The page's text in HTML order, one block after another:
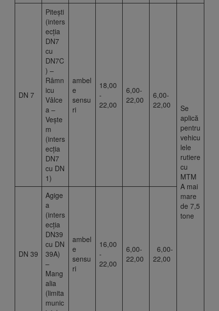
DN 7
Piteşti
(inters
ecția
DN7
cu
DN7C
) –
Râmn
icu
Vâlce
a –
Vește
m
(inters
ecția
DN7
cu DN
1)
ambel
e
sensu
ri
18,00
-
22,00
6,00-
22,00
6,00-
22,00
Se
aplică
pentru
vehicu
lele
rutiere
cu
MTM
A mai
mare
de 7,5
tone
DN 39
Agige
a
(inters
ecția
DN39
cu DN
39A)
–
Mang
alia
(limita
munic
ambel
e
sensu
ri
16,00
-
22,00
6,00-
22,00
6,00-
22,00